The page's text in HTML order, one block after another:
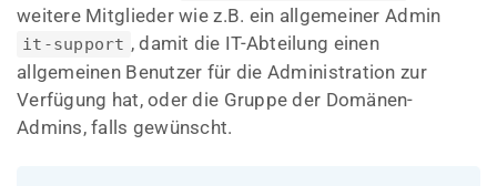
weitere Mitglieder wie z.B. ein allgemeiner Admin
it-support , damit die IT-Abteilung einen
allgemeinen Benutzer für die Administration zur
Verfügung hat, oder die Gruppe der Domänen-
Admins, falls gewünscht.